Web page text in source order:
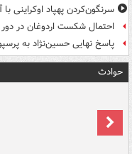
سرنگون‌کردن پهپاد اوکراینی
احتمال شکست اردوغان در
پاسخ نهایی حسین‌نژاد به
حوادث